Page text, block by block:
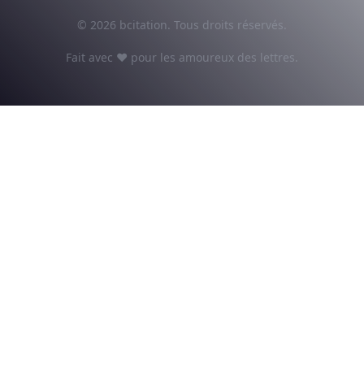
© 2026 bcitation. Tous droits réservés.
Fait avec ♥ pour les amoureux des lettres.